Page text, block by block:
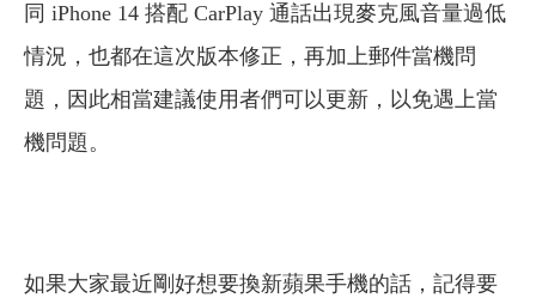
同 iPhone 14 搭配 CarPlay 通話出現麥克風音量過低
情況，也都在這次版本修正，再加上郵件當機問
題，因此相當建議使用者們可以更新，以免遇上當
機問題。
如果大家最近剛好想要換新蘋果手機的話，記得要